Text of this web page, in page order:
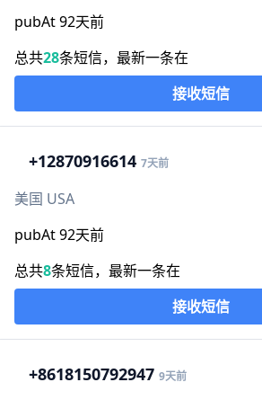
pubAt 92天前
总共28条短信，最新一条在
接收短信
+12870916614 7天前
美国 USA
pubAt 92天前
总共8条短信，最新一条在
接收短信
+8618150792947 9天前